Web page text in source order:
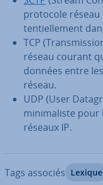
protocole
ten­tiel­le­ment
TCP
réseau courant
données entre
réseau.
UDP (User
mi­ni­ma­liste pour
réseaux IP.
Tags associés Lexique